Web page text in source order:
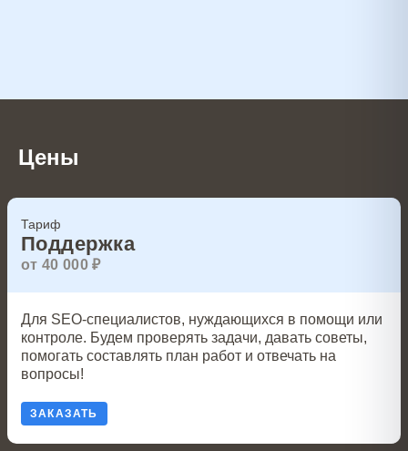
Цены
Тариф
Поддержка
от 40 000 ₽
Для SEO-специалистов, нуждающихся в помощи или
контроле. Будем проверять задачи, давать советы,
помогать составлять план работ и отвечать на
вопросы!
ЗАКАЗАТЬ